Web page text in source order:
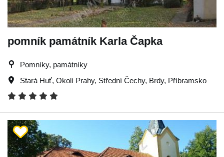
pomník památník Karla Čapka
Pomníky, památníky
Stará Huť, Okolí Prahy, Střední Čechy, Brdy, Příbramsko